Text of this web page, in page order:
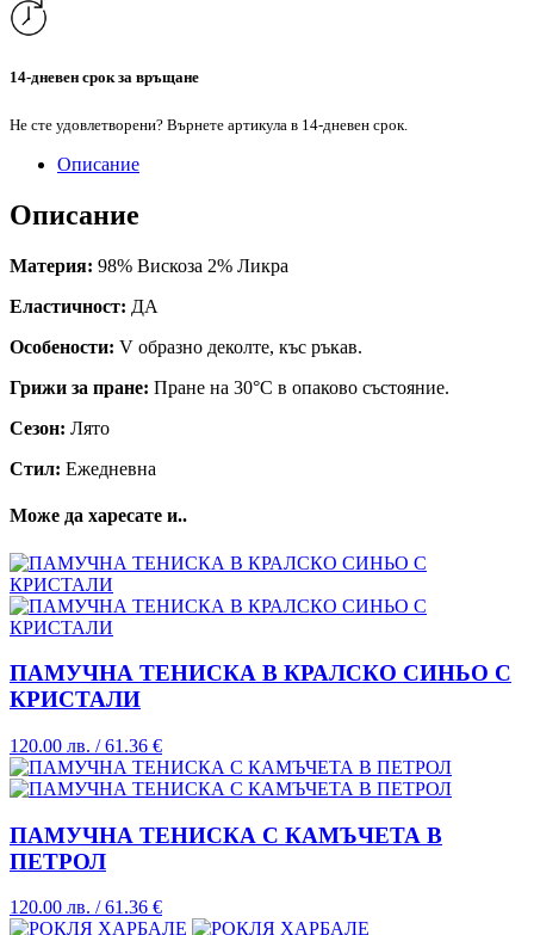
14-дневен срок за връщане
Не сте удовлетворени? Върнете артикула в 14-дневен срок.
Описание
Описание
Материя: 98% Вискоза 2% Ликра
Еластичност: ДА
Особености: V образно деколте, къс ръкав.
Грижи за пране: Пране на 30°C в опаково състояние.
Сезон: Лято
Стил: Ежедневна
Може да харесате и..
ПАМУЧНА ТЕНИСКА В КРАЛСКО СИНЬО С
КРИСТАЛИ
120.00 лв. / 61.36 €
ПАМУЧНА ТЕНИСКА С КАМЪЧЕТА В
ПЕТРОЛ
120.00 лв. / 61.36 €